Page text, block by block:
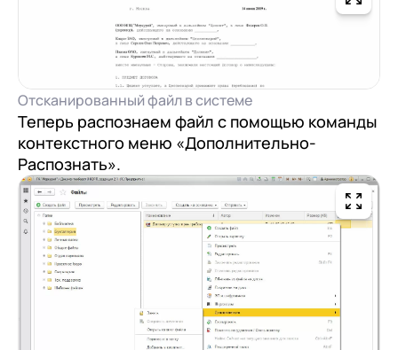
Отсканированный файл в системе
Теперь распознаем файл с помощью команды
контекстного меню «Дополнительно-
Распознать».